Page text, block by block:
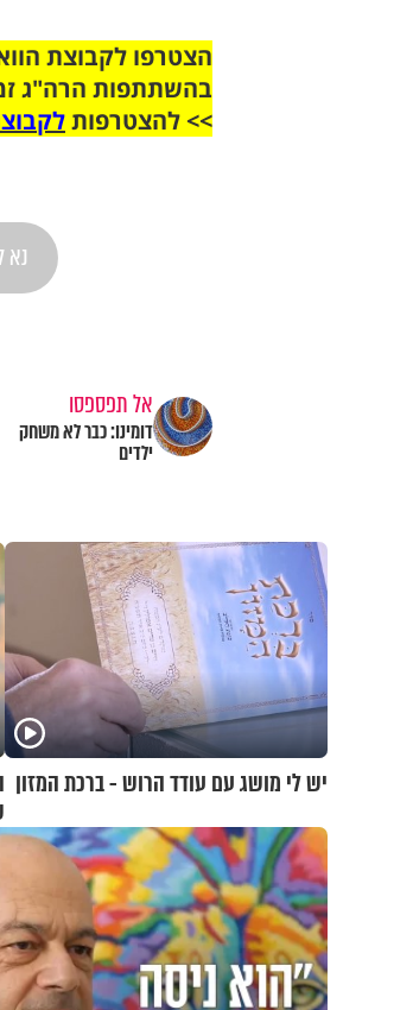
בהשתתפות הרה"ג
>> להצטרפות
אל תפספסו
דומינו: כבר לא משחק
ילדים
יש לי מושג עם עודד הרוש - ברכת המזון